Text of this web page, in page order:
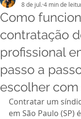
Como
contratação
profissional
passo a
escolher
8 de jul. 4 min de
Contratar um
em São Paulo (SP)